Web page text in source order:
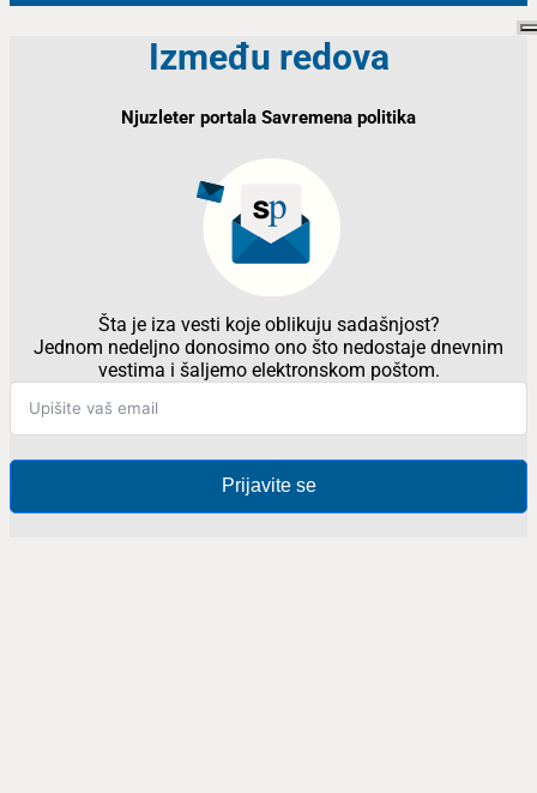
Između redova
Njuzleter portala Savremena politika
Šta je iza vesti koje oblikuju sadašnjost?
Jednom nedeljno donosimo ono što nedostaje dnevnim
vestima i šaljemo elektronskom poštom.
Prijavite se